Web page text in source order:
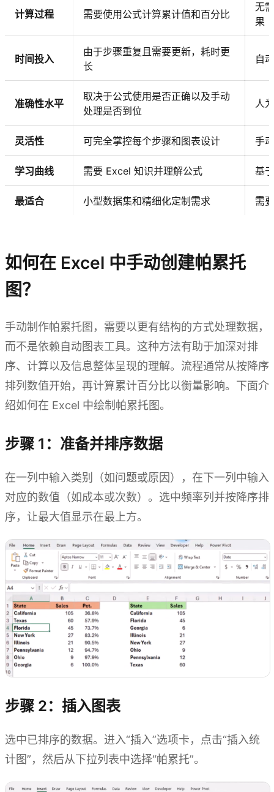
计算过程 需要使用公式计算累计值和百分比
无
果
时间投入
由于步骤重复且需要更新，耗时更
长
自
准确性水平
取决于公式使用是否正确以及手动
处理是否到位
人
灵活性 可完全掌控每个步骤和图表设计 手
学习曲线 需要 Excel 知识并理解公式 基
最适合 小型数据集和精细化定制需求
需
如何在 Excel 中手动创建帕累托
图？
手动制作帕累托图，需要以更有结构的方式处理数据，
而不是依赖自动图表工具。这种方法有助于加深对排
序、计算以及信息整体呈现的理解。流程通常从按降序
排列数值开始，再计算累计百分比以衡量影响。下面介
绍如何在 Excel 中绘制帕累托图。
步骤 1：准备并排序数据
在一列中输入类别（如问题或原因），在下一列中输入
对应的数值（如成本或次数）。选中频率列并按降序排
序，让最大值显示在最上方。
步骤 2：插入图表
选中已排序的数据。进入“插入”选项卡，点击“插入统
计图”，然后从下拉列表中选择“帕累托”。